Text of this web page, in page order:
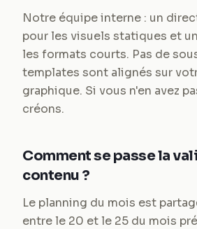
Notre équipe interne : un
pour les visuels statiques et
les formats courts. Pas de
templates sont alignés sur
graphique. Si vous n'en avez
créons.
Comment se passe la
contenu ?
Le planning du mois est
entre le 20 et le 25 du mois